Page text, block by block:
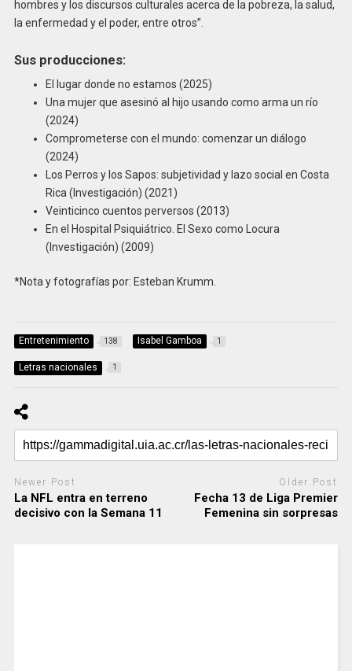
hombres y los discursos culturales acerca de la pobreza, la salud,
la enfermedad y el poder, entre otros”.
Sus producciones:
El lugar donde no estamos (2025)
Una mujer que asesinó al hijo usando como arma un río
(2024)
Comprometerse con el mundo: comenzar un diálogo
(2024)
Los Perros y los Sapos: subjetividad y lazo social en Costa
Rica (Investigación) (2021)
Veinticinco cuentos perversos (2013)
En el Hospital Psiquiátrico. El Sexo como Locura
(Investigación) (2009)
*Nota y fotografías por: Esteban Krumm.
Entretenimiento 138 Isabel Gamboa 1
Letras nacionales 1
Newer Post
La NFL entra en terreno
decisivo con la Semana 11
Older Post
Fecha 13 de Liga Premier
Femenina sin sorpresas